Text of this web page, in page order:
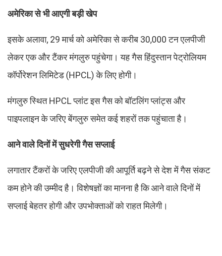
अमेरिका से भी आएगी बड़ी खेप
इसके अलावा, 29 मार्च को अमेरिका से करीब 30,000 टन एलपीजी
लेकर एक और टैंकर मंगलुरु पहुंचेगा। यह गैस हिंदुस्तान पेट्रोलियम
कॉर्पोरेशन लिमिटेड (HPCL) के लिए होगी।
मंगलुरु स्थित HPCL प्लांट इस गैस को बॉटलिंग प्लांट्स और
पाइपलाइन के जरिए बेंगलुरु समेत कई शहरों तक पहुंचाता है।
आने वाले दिनों में सुधरेगी गैस सप्लाई
लगातार टैंकरों के जरिए एलपीजी की आपूर्ति बढ़ने से देश में गैस संकट
कम होने की उम्मीद है। विशेषज्ञों का मानना है कि आने वाले दिनों में
सप्लाई बेहतर होगी और उपभोक्ताओं को राहत मिलेगी।